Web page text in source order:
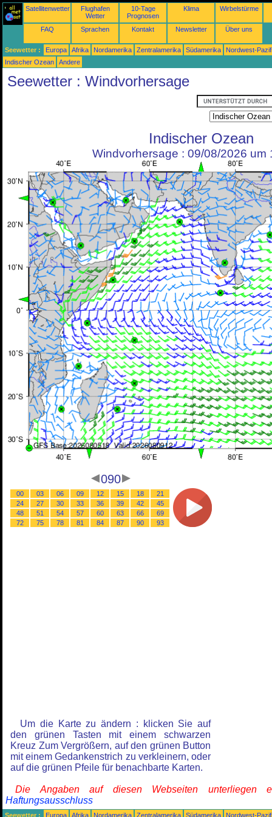
Satellitenwetter
Flughafen
Wetter
10-Tage
Prognosen
Klima Wirbelstürme
FAQ Sprachen Kontakt Newsletter Über uns
Seewetter : Europa Afrika Nordamerika Zentralamerika Südamerika
Nordwest-
Indischer Ozean
Andere
Seewetter : Windvorhersage
Indischer Ozean
Windvorhersage : 09/08/2026 um
090
00 03 06 09 12 15 18
21
24
27 30 33 36 39 42
45
48
51 54 57 60 63 66
69
72
75 78 81 84 87 90 93
Um die Karte zu ändern : klicken Sie auf
den grünen Tasten mit einem schwarzen
Kreuz Zum Vergrößern, auf den grünen Button
mit einem Gedankenstrich zu verkleinern, oder
auf die grünen Pfeile für benachbarte Karten.
Die Angaben auf diesen Webseiten unterliegen
Haftungsausschluss
Seewetter : Europa Afrika Nordamerika Zentralamerika Südamerika
Nordwest-